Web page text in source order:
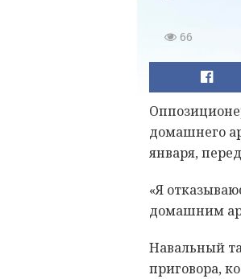
66
домашнего
января,
«Я
домашним
Навальный
приговора,